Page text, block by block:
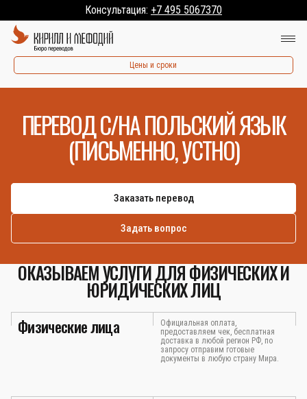
Консультация: +7 495 5067370
Цены и сроки
ПЕРЕВОД С/НА ПОЛЬСКИЙ ЯЗЫК
(ПИСЬМЕННО, УСТНО)
Заказать перевод
Задать вопрос
ОКАЗЫВАЕМ УСЛУГИ ДЛЯ ФИЗИЧЕСКИХ И
ЮРИДИЧЕСКИХ ЛИЦ
Физические лица
Официальная оплата,
предоставляем чек, бесплатная
доставка в любой регион РФ, по
запросу отправим готовые
документы в любую страну Мира.